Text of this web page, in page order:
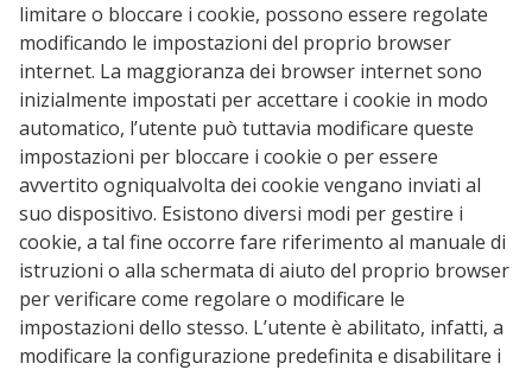
limitare o bloccare i cookie, possono essere regolate
modificando le impostazioni del proprio browser
internet. La maggioranza dei browser internet sono
inizialmente impostati per accettare i cookie in modo
automatico, l’utente può tuttavia modificare queste
impostazioni per bloccare i cookie o per essere
avvertito ogniqualvolta dei cookie vengano inviati al
suo dispositivo. Esistono diversi modi per gestire i
cookie, a tal fine occorre fare riferimento al manuale di
istruzioni o alla schermata di aiuto del proprio browser
per verificare come regolare o modificare le
impostazioni dello stesso. L’utente è abilitato, infatti, a
modificare la configurazione predefinita e disabilitare i